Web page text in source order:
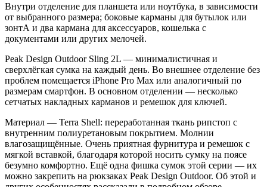
Внутри отделение для планшета или ноутбука, в зависимости
от выбранного размера; боковые карманы для бутылок или
зонтА и два кармана для аксессуаров, кошелька с
документами или других мелочей.
Peak Design Outdoor Sling 2L — минималистичная и
сверхлёгкая сумка на каждый день. Во внешнее отделение без
проблем помещается iPhone Pro Max или аналогичный по
размерам смартфон. В основном отделении — несколько
сетчатых накладных карманов и ремешок для ключей.
Материал — Terra Shell: переработанная ткань рипстоп с
внутренним полиуретановым покрытием. Молнии
влагозащищённые. Очень приятная фурнитура и ремешок с
мягкой вставкой, благодаря которой носить сумку на поясе
безумно комфортно. Ещё одна фишка сумок этой серии — их
можно закрепить на рюкзаках Peak Design Outdoor. Об этой и